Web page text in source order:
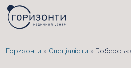
Горизонти » Спеціалісти »